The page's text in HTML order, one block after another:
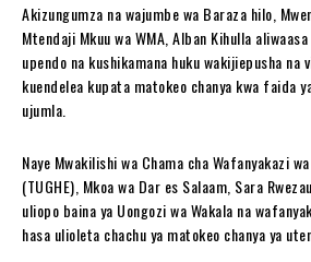
Akizungumza na wajumbe wa Baraza hilo,
Mtendaji Mkuu wa WMA, Alban Kihulla
upendo na kushikamana huku wakijiepusha na
kuendelea kupata matokeo chanya kwa faida
ujumla.
Naye Mwakilishi wa Chama cha Wafanyakazi
(TUGHE), Mkoa wa Dar es Salaam, Sara
uliopo baina ya Uongozi wa Wakala na
hasa ulioleta chachu ya matokeo chanya ya